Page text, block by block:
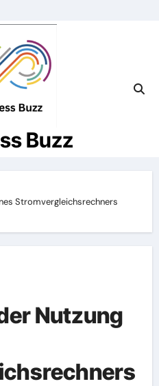
Buzz
Stromvergleichsrechners
Nutzung